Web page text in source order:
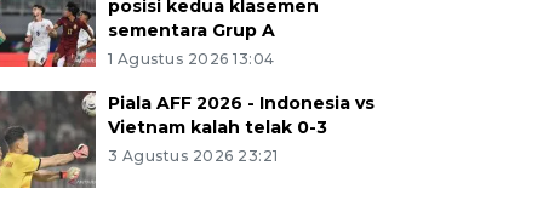
posisi kedua klasemen
sementara Grup A
1 Agustus 2026 13:04
Piala AFF 2026 - Indonesia vs
Vietnam kalah telak 0-3
3 Agustus 2026 23:21